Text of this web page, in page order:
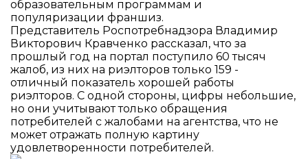
образовательным программам и
популяризации франшиз.
Представитель Роспотребнадзора Владимир
Викторович Кравченко рассказал, что за
прошлый год на портал поступило 60 тысяч
жалоб, из них на риэлторов только 159 -
отличный показатель хорошей работы
риэлторов. С одной стороны, цифры небольшие,
но они учитывают только обращения
потребителей с жалобами на агентства, что не
может отражать полную картину
удовлетворенности потребителей.